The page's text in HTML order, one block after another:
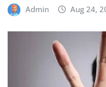
Admin Aug 24,